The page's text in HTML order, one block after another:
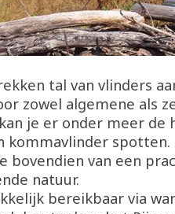
tal van vlinders
zowel algemene als
je er onder meer de
kommavlinder spotten.
bovendien van een
natuur.
bereikbaar via